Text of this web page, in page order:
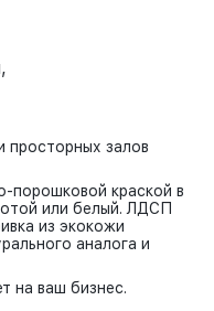
залов
порошковой краской в
или белый. ЛДСП
из экокожи
аналога и
на ваш бизнес.